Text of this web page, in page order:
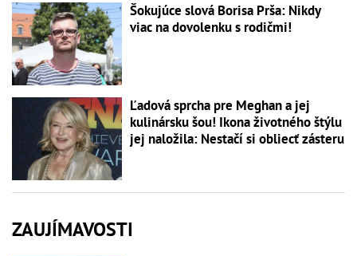
Šokujúce slová Borisa Prša: Nikdy
viac na dovolenku s rodičmi!
Ľadová sprcha pre Meghan a jej
kulinársku šou! Ikona životného štýlu
jej naložila: Nestačí si obliecť zásteru
ZAUJÍMAVOSTI